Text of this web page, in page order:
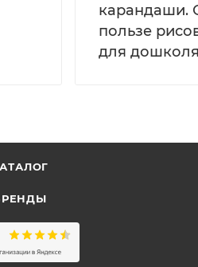
карандаши.
пользе
для